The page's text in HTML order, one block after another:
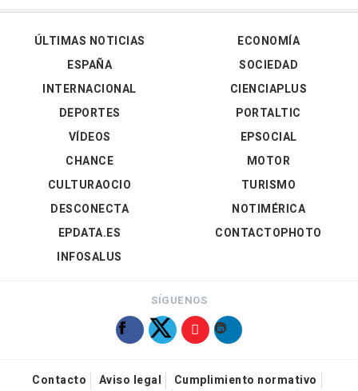
ÚLTIMAS NOTICIAS
ESPAÑA
INTERNACIONAL
DEPORTES
VÍDEOS
ECONOMÍA
SOCIEDAD
CIENCIAPLUS
PORTALTIC
EPSOCIAL
CHANCE
CULTURAOCIO
DESCONECTA
EPDATA.ES
INFOSALUS
MOTOR
TURISMO
NOTIMÉRICA
CONTACTOPHOTO
SÍGUENOS
Contacto Aviso legal
Cumplimiento normativo